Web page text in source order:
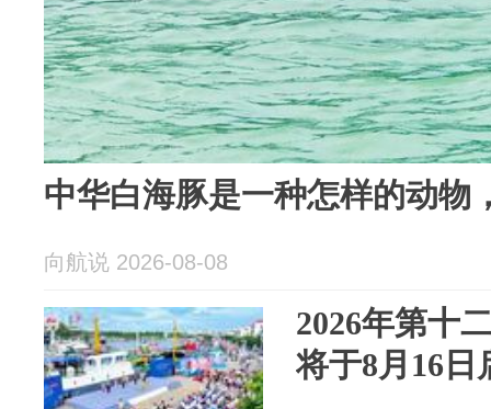
中华白海豚是一种怎样的动物
向航说 2026-08-08
2026年第十
将于8月16日